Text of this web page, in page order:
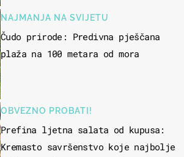
NAJMANJA NA SVIJETU
Čudo prirode: Predivna pješčana
plaža na 100 metara od mora
OBVEZNO PROBATI!
Prefina ljetna salata od kupusa:
Kremasto savršenstvo koje najbolje